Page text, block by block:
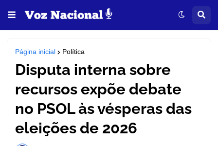
Página inicial Política
Disputa interna sobre
recursos expõe debate
no PSOL às vésperas das
eleições de 2026